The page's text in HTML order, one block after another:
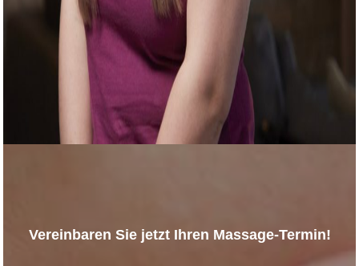
Vereinbaren Sie jetzt Ihren Massage-Termin!